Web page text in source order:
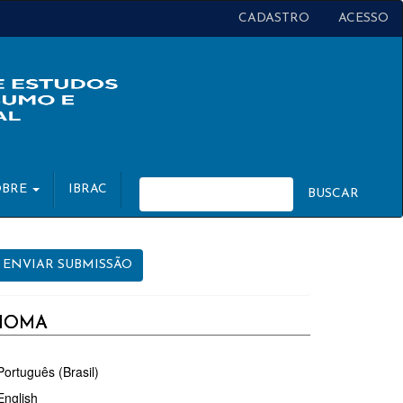
CADASTRO ACESSO
IBRAC BUSCAR
ENVIAR SUBMISSÃO
(Brasil)